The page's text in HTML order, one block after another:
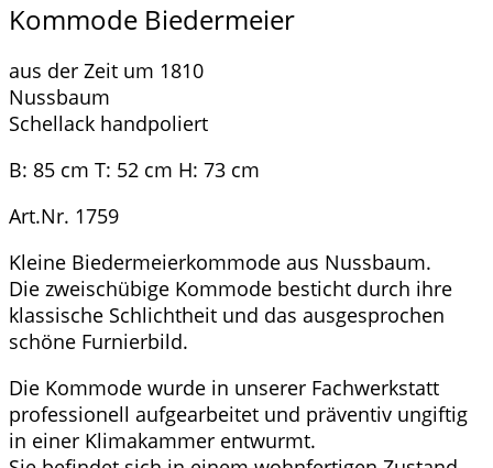
Kommode Biedermeier
aus der Zeit um 1810
Nussbaum
Schellack handpoliert
B: 85 cm T: 52 cm H: 73 cm
Art.Nr. 1759
Kleine Biedermeierkommode aus Nussbaum.
Die zweischübige Kommode besticht durch ihre
klassische Schlichtheit und das ausgesprochen
schöne Furnierbild.
Die Kommode wurde in unserer Fachwerkstatt
professionell aufgearbeitet und präventiv ungiftig
in einer Klimakammer entwurmt.